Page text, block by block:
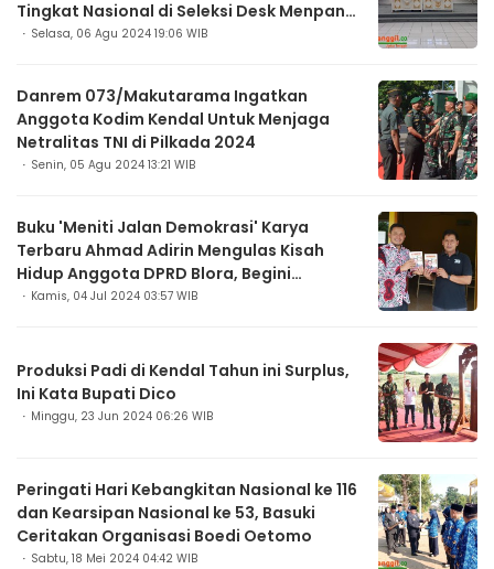
Tingkat Nasional di Seleksi Desk Menpan
RBSelasa, 06 Agu 2024 19:06 WIB
Danrem 073/Makutarama Ingatkan
Anggota Kodim Kendal Untuk Menjaga
Netralitas TNI di Pilkada 2024
Senin, 05 Agu 2024 13:21 WIB
Buku 'Meniti Jalan Demokrasi' Karya
Terbaru Ahmad Adirin Mengulas Kisah
Hidup Anggota DPRD Blora, Begini
Ceritanya
Kamis, 04 Jul 2024 03:57 WIB
Produksi Padi di Kendal Tahun ini Surplus,
Ini Kata Bupati Dico
Minggu, 23 Jun 2024 06:26 WIB
Peringati Hari Kebangkitan Nasional ke 116
dan Kearsipan Nasional ke 53, Basuki
Ceritakan Organisasi Boedi Oetomo
Sabtu, 18 Mei 2024 04:42 WIB